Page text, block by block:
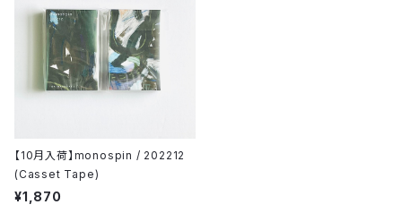
【10月入荷】monospin / 202212
(Casset Tape)
¥1,870